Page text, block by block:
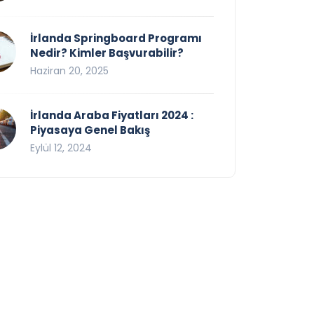
İrlanda Springboard Programı
Nedir? Kimler Başvurabilir?
Haziran 20, 2025
İrlanda Araba Fiyatları 2024 :
Piyasaya Genel Bakış
Eylül 12, 2024